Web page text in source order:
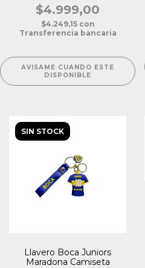
$4.999,00
$4.249,15 con
Transferencia bancaria
AVISAME CUANDO ESTE
DISPONIBLE
SIN STOCK
Llavero Boca Juniors
Maradona Camiseta